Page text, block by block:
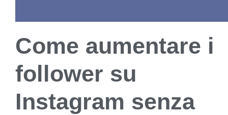
Come aumentare i
follower su
Instagram senza